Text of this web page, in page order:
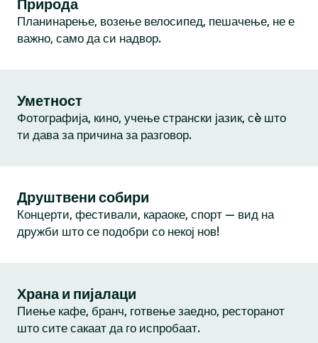
Природа
Планинарење, возење велосипед, пешачење, не е
важно, само да си надвор.
Уметност
Фотографија, кино, учење странски јазик, сè што
ти дава за причина за разговор.
Друштвени собири
Концерти, фестивали, караоке, спорт — вид на
дружби што се подобри со некој нов!
Храна и пијалаци
Пиење кафе, бранч, готвење заедно, ресторанот
што сите сакаат да го испробаат.